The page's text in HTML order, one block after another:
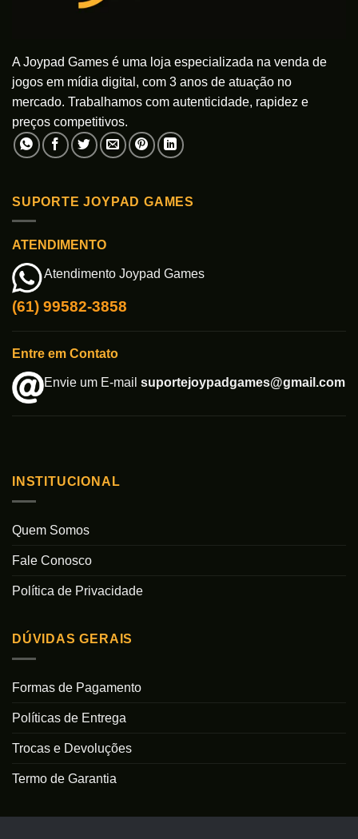
A Joypad Games é uma loja especializada na venda de
jogos em mídia digital, com 3 anos de atuação no
mercado. Trabalhamos com autenticidade, rapidez e
preços competitivos.
SUPORTE JOYPAD GAMES
ATENDIMENTO
Atendimento Joypad Games
(61) 99582-3858
Entre em Contato
Envie um E-mail suportejoypadgames@gmail.com
INSTITUCIONAL
Quem Somos
Fale Conosco
Política de Privacidade
DÚVIDAS GERAIS
Formas de Pagamento
Políticas de Entrega
Trocas e Devoluções
Termo de Garantia